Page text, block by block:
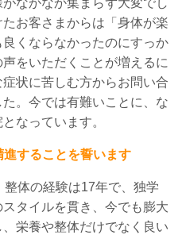
なかなか集まらず大変でし
お客さまからは「身体が楽
くならなかったのにすっか
をいただくことが増えるに
状に苦しむ方からお問い合
。今では有難いことに、な
なっています。
することを誓います
整体の経験は17年で、独学
スタイルを貫き、今でも膨大
栄養や整体だけでなく良い